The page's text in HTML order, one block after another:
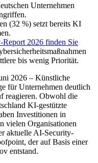
Unternehmen
(32 %) setzt bereits KI
2026 finden Sie
bis wenig Priorität.
2026 – Künstliche
für Unternehmen deutlich
reagieren. Obwohl die
KI-gestützte
Investitionen in
vielen Organisationen
aktuelle AI-Security-
der auf Basis einer
entstand.